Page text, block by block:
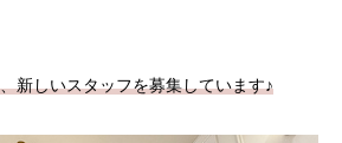
新しいスタッフを募集しています♪